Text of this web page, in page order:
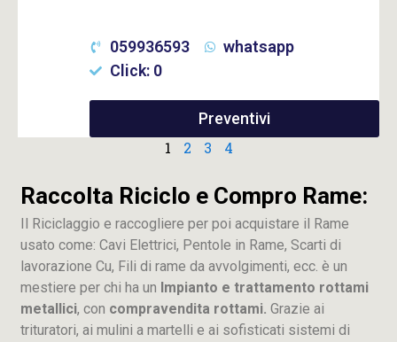
059936593
whatsapp
Click: 0
Preventivi
1
2 3 4
Raccolta Riciclo e Compro Rame:
Il Riciclaggio e raccogliere per poi acquistare il Rame
usato come: Cavi Elettrici, Pentole in Rame, Scarti di
lavorazione Cu, Fili di rame da avvolgimenti, ecc. è un
mestiere per chi ha un Impianto e trattamento rottami
metallici, con compravendita rottami. Grazie ai
trituratori, ai mulini a martelli e ai sofisticati sistemi di